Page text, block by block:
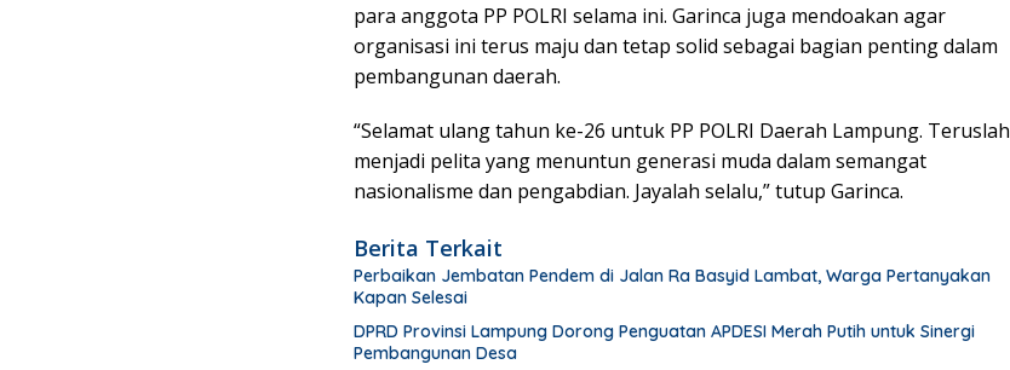
para anggota PP POLRI selama ini. Garinca juga mendoakan agar
organisasi ini terus maju dan tetap solid sebagai bagian penting dalam
pembangunan daerah.
“Selamat ulang tahun ke-26 untuk PP POLRI Daerah Lampung. Teruslah
menjadi pelita yang menuntun generasi muda dalam semangat
nasionalisme dan pengabdian. Jayalah selalu,” tutup Garinca.
Berita Terkait
Perbaikan Jembatan Pendem di Jalan Ra Basyid Lambat, Warga Pertanyakan
Kapan Selesai
DPRD Provinsi Lampung Dorong Penguatan APDESI Merah Putih untuk Sinergi
Pembangunan Desa